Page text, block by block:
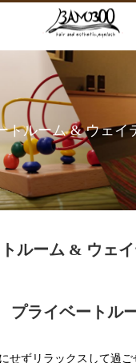
トルーム & ウェイ
ルーム & ウェ
プライベートル
せずリラックスして過